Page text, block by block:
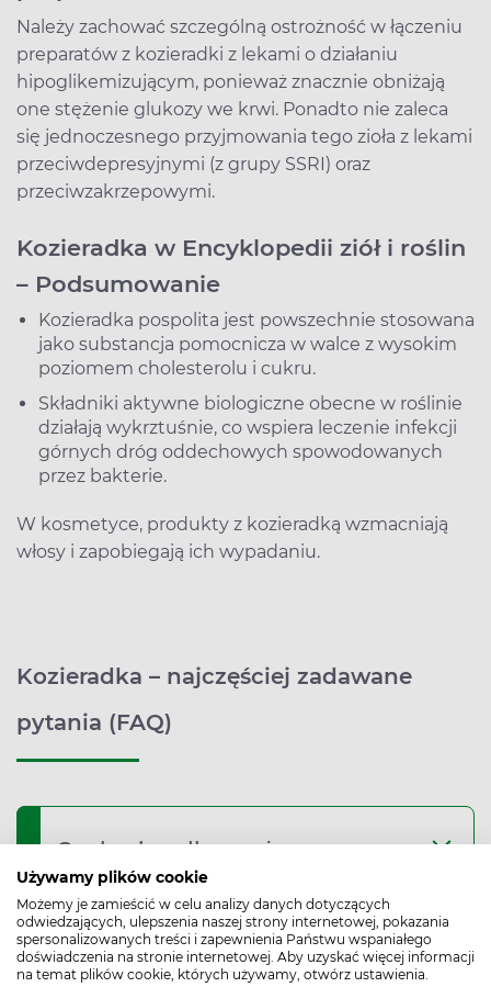
Używamy plików cookie
Możemy je zamieścić w celu analizy danych dotyczących
odwiedzających, ulepszenia naszej strony internetowej, pokazania
spersonalizowanych treści i zapewnienia Państwu wspaniałego
doświadczenia na stronie internetowej. Aby uzyskać więcej informacji
na temat plików cookie, których używamy, otwórz ustawienia.
Należy zachować szczególną ostrożność w łączeniu
preparatów z kozieradki z lekami o działaniu
hipoglikemizującym, ponieważ znacznie obniżają
one stężenie glukozy we krwi. Ponadto nie zaleca
się jednoczesnego przyjmowania tego zioła z lekami
przeciwdepresyjnymi (z grupy SSRI) oraz
przeciwzakrzepowymi.
Kozieradka w Encyklopedii ziół i roślin
– Podsumowanie
Kozieradka pospolita jest powszechnie stosowana
jako substancja pomocnicza w walce z wysokim
poziomem cholesterolu i cukru.
Składniki aktywne biologiczne obecne w roślinie
działają wykrztuśnie, co wspiera leczenie infekcji
górnych dróg oddechowych spowodowanych
przez bakterie.
W kosmetyce, produkty z kozieradką wzmacniają
włosy i zapobiegają ich wypadaniu.
Kozieradka – najczęściej zadawane
pytania (FAQ)
1
Czy kozieradka może
powodować zbyt niski poziom
cukru we krwi?